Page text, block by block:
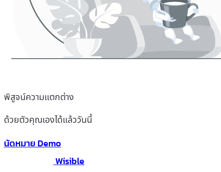
พิสูจน์ความแตกต่าง
ด้วยตัวคุณเองได้แล้ววันนี้
นัดหมาย Demo
Wisible